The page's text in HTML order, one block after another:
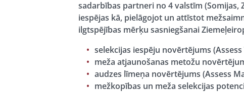
sadarbības partneri no 4 valstīm (Somijas,
iespējas kā, pielāgojot un attīstot
ilgtspējības mērķu sasniegšanai
selekcijas iespēju novērtējums
meža atjaunošanas metožu
audzes līmeņa novērtējums (Assess
mežkopības un meža selekcijas